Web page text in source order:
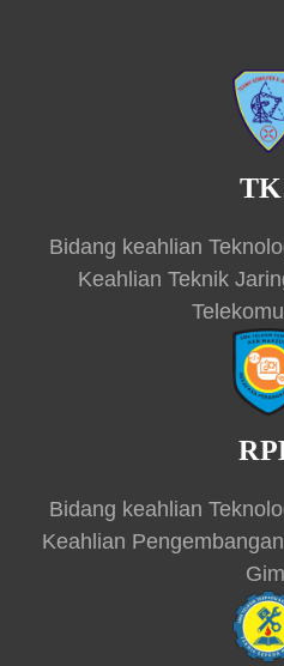
Bidang keahlian
Keahlian Teknik
Bidang keahlian
Keahlian